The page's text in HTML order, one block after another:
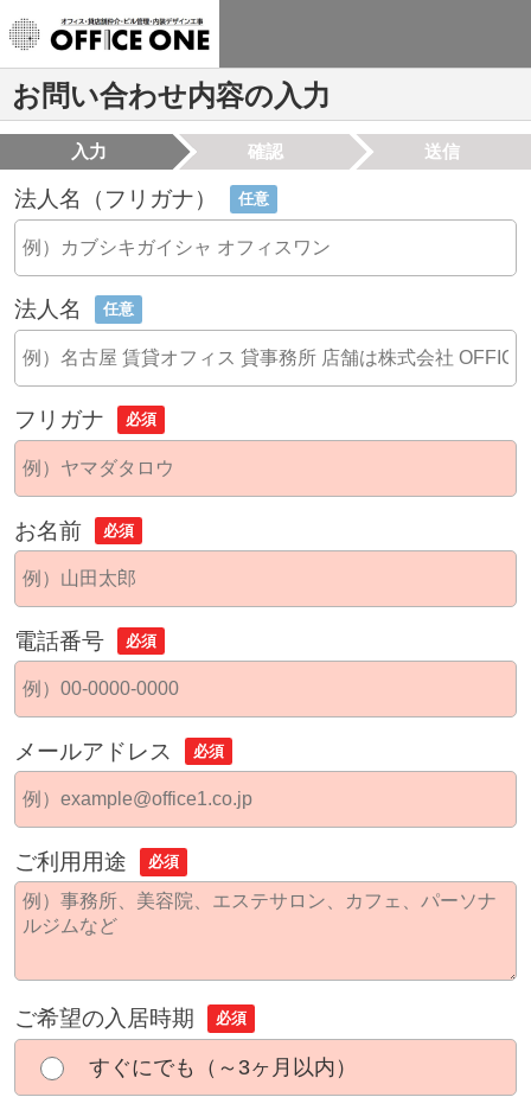
お問い合わせ内容の入力
入力 確認 送信
法人名（フリガナ） 任意
法人名 任意
フリガナ 必須
お名前 必須
電話番号 必須
メールアドレス 必須
ご利用用途 必須
ご希望の入居時期 必須
すぐにでも（～3ヶ月以内）